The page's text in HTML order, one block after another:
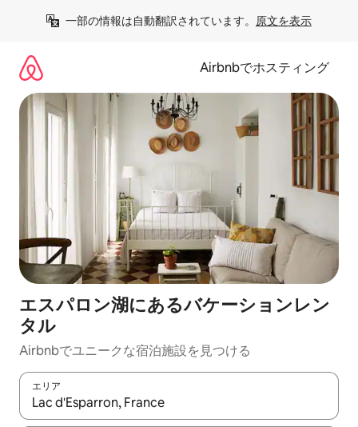
一部の情報は自動翻訳されています。 原文を表示
Airbnbでホスティング
エスパロン湖にあるバケーションレン
タル
Airbnbでユニークな宿泊施設を見つける
エリア
検索結果が表示されたら、上下の矢印キーを使って移動するか